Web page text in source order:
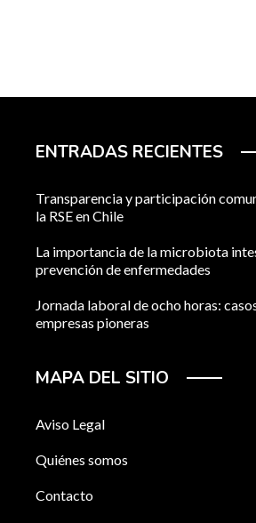
ENTRADAS RECIENTES
Transparencia y participación
la RSE en Chile
La importancia de la microbiota
prevención de enfermedades
Jornada laboral de ocho horas:
empresas pioneras
MAPA DEL SITIO
Aviso Legal
Quiénes somos
Contacto